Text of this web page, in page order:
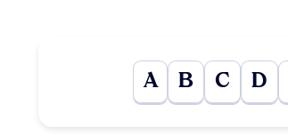
A B C D